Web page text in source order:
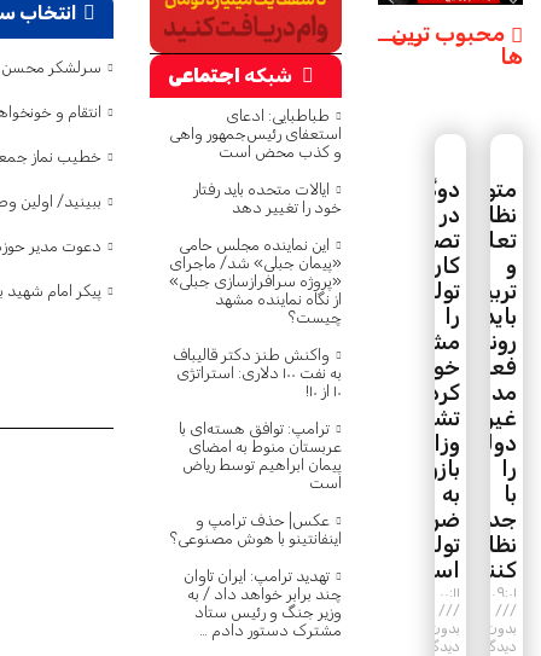
محبوب ترین
ها
متولیان
نظام
تعلیم
و
تربیت
باید
روند
فعالیت‌های
مدارس
غیر
دولتی
را
با
جدیت
نظارت
کنند
۰۹:۰۱
بدون
دیدگاه
دوگانگی
در
تصمیم‌گیری،
کار
تولید
را
مشکل
خواهد
کرد/
تشکیل
وزارت
بازرگانی
به
ضرر
تولید
است
۰۰:۱۱
بدون
دیدگاه
شبکه اجتماعی
طباطبایی: ادعای
استعفای رئیس‌جمهور واهی
و کذب محض است
ایالات متحده باید رفتار
خود را تغییر دهد
این نماینده مجلس حامی
«پیمان جبلی» شد/ ماجرای
«پروژه سرافرازسازی جبلی»
از نگاه نماینده مشهد
چیست؟
واکنش طنز دکتر قالیباف
به نفت ۱۰۰ دلاری: استراتژی
۱۰ از ۱۰!
ترامپ: توافق هسته‌ای با
عربستان منوط به امضای
پیمان ابراهیم توسط ریاض
است
عکس| حذف ترامپ و
اینفانتینو با هوش مصنوعی؟
تهدید ترامپ: ایران تاوان
چند برابر خواهد داد / به
وزیر جنگ و رئیس ستاد
مشترک دستور دادم …
انتخاب
سرلشکر محسن
انتقام و
خطیب نماز
ببینید/ اولین
دعوت مدیر
پیکر امام شهید